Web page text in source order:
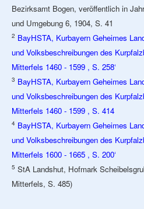
Bezirksamt Bogen, veröffentlich in
und Umgebung 6, 1904, S. 41
2 BayHSTA, Kurbayern Geheimes
und Volksbeschreibungen des
Mitterfels 1460 - 1599 , S. 258‘
3 BayHSTA, Kurbayern Geheimes
und Volksbeschreibungen des
Mitterfels 1460 - 1599 , S. 414
4 BayHSTA, Kurbayern Geheimes
und Volksbeschreibungen des
Mitterfels 1600 - 1665 , S. 200‘
5 StA Landshut, Hofmark
Mitterfels, S. 485)